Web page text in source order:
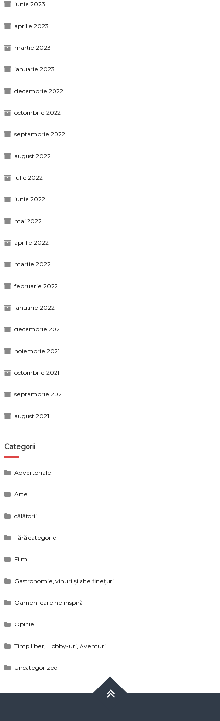
iunie 2023
aprilie 2023
martie 2023
ianuarie 2023
decembrie 2022
octombrie 2022
septembrie 2022
august 2022
iulie 2022
iunie 2022
mai 2022
aprilie 2022
martie 2022
februarie 2022
ianuarie 2022
decembrie 2021
noiembrie 2021
octombrie 2021
septembrie 2021
august 2021
Categorii
Advertoriale
Arte
călătorii
Fără categorie
Film
Gastronomie, vinuri și alte finețuri
Oameni care ne inspiră
Opinie
Timp liber, Hobby-uri, Aventuri
Uncategorized